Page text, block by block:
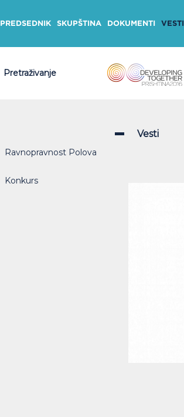
PREDSEDNIK SKUPŠTINA DOKUMENTI VESTI
Ravnopravnost Polova
Konkurs
Vesti